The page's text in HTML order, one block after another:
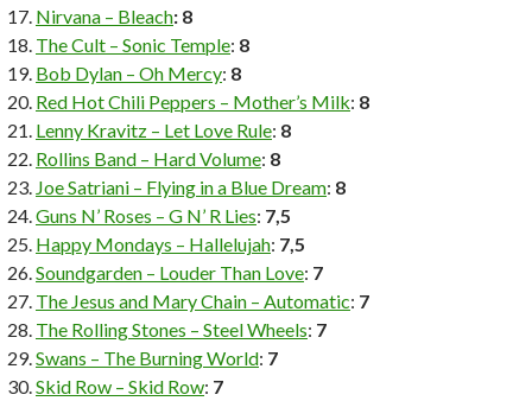
Nirvana – Bleach: 8
The Cult – Sonic Temple: 8
Bob Dylan – Oh Mercy: 8
Red Hot Chili Peppers – Mother’s Milk: 8
Lenny Kravitz – Let Love Rule: 8
Rollins Band – Hard Volume: 8
Joe Satriani – Flying in a Blue Dream: 8
Guns N’ Roses – G N’ R Lies: 7,5
Happy Mondays – Hallelujah: 7,5
Soundgarden – Louder Than Love: 7
The Jesus and Mary Chain – Automatic: 7
The Rolling Stones – Steel Wheels: 7
Swans – The Burning World: 7
Skid Row – Skid Row: 7